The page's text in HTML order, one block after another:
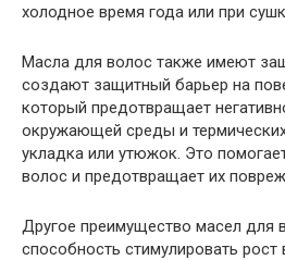
холодное время года или при
Масла для волос также имеют
создают защитный барьер на
который предотвращает
окружающей среды и
укладка или утюжок. Это
волос и предотвращает их
Другое преимущество масел для
способность стимулировать